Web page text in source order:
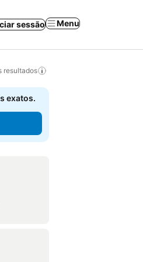
sessão Menu
resultados
exatos.